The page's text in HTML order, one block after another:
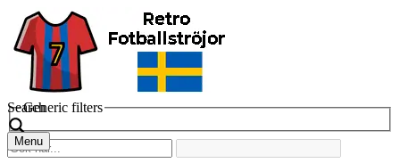
Search
Generic filters
Menu